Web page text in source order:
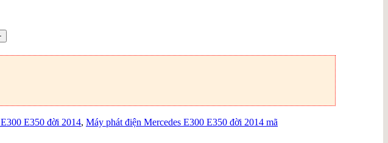
E350 đời 2014, Máy phát điện Mercedes E300 E350 đời 2014 mã